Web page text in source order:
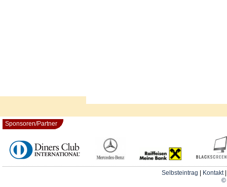
Sponsoren/Partner
Selbsteintrag Kontakt
©